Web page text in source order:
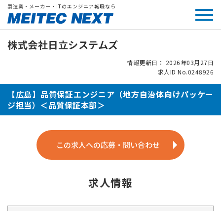
製造業・メーカー・ITのエンジニア転職なら
株式会社日立システムズ
情報更新日： 2026年03月27日
求人ID No.0248926
【広島】品質保証エンジニア（地方自治体向けパッケー
ジ担当）＜品質保証本部＞
この求人への応募・問い合わせ
求人情報